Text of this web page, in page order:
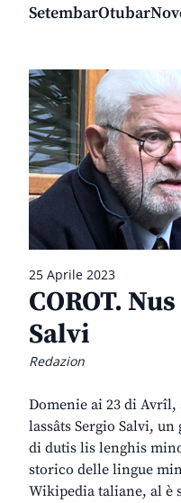
25 Aprile 2023
COROT.
Salvi
Redazion
Domenie ai 23 di Avrîl,
lassâts Sergio Salvi,
di dutis lis lenghis
storico delle lingue
Wikipedia taliane, al è
SetembarOtubar